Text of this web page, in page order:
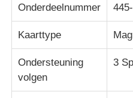
Diebold ATM-onderdelen
NCR ATM-onderdelen
Onderdeelnummer
Kaarttype
Ondersteuning
volgen
3